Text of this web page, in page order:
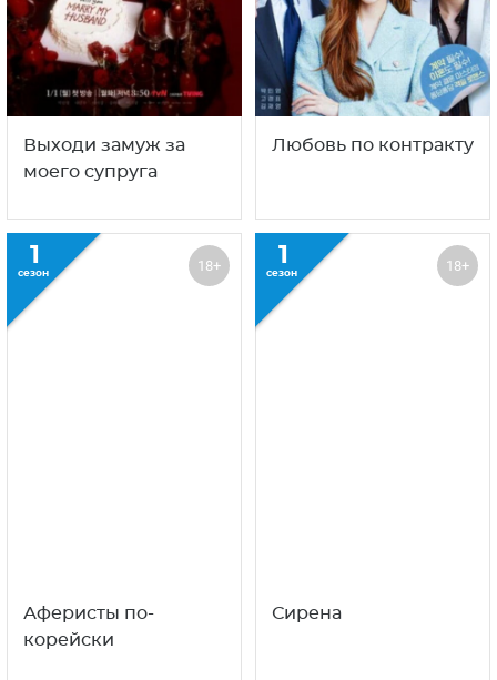
Выходи замуж за
моего супруга
Любовь по контракту
1
сезон 18+
Аферисты по-
корейски
1
сезон 18+
Сирена